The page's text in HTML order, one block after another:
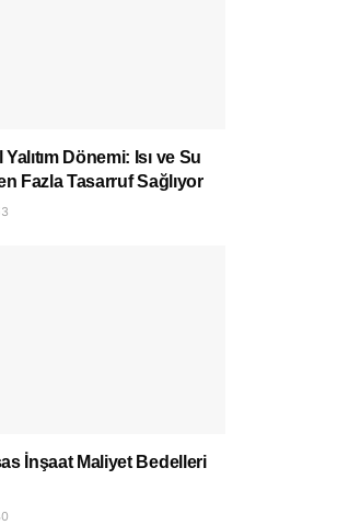
Dönemi: Isı ve Su
Fazla Tasarruf Sağlıyor
İnşaat Maliyet Bedelleri